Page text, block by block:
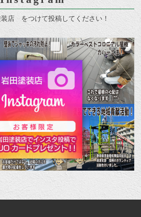
店 をつけて投稿してください！